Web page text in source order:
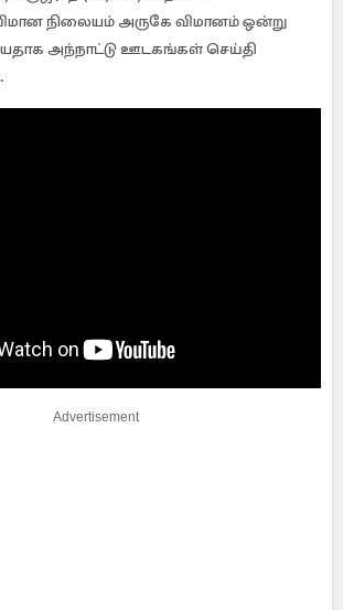
நிலையம் அருகே விமானம் ஒன்று
அந்நாட்டு ஊடகங்கள் செய்தி
Advertisement